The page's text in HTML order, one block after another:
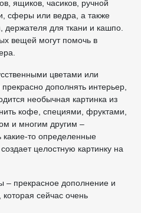
ящиков, часиков, ручной
сферы или ведра, а также
держателя для ткани и кашпо.
вещей могут помочь в
цветами или
дополнять интерьер,
необычная картинка из
кофе, специями, фруктами,
и многим другим –
то определенные
целостную картинку на
– прекрасное дополнение и
которая сейчас очень